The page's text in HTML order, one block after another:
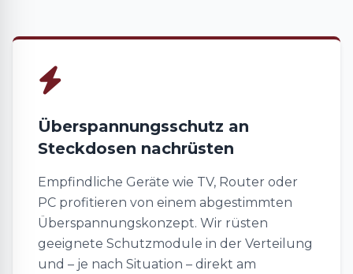
Überspannungsschutz an
Steckdosen nachrüsten
Empfindliche Geräte wie TV, Router oder
PC profitieren von einem abgestimmten
Überspannungskonzept. Wir rüsten
geeignete Schutzmodule in der Verteilung
und – je nach Situation – direkt am